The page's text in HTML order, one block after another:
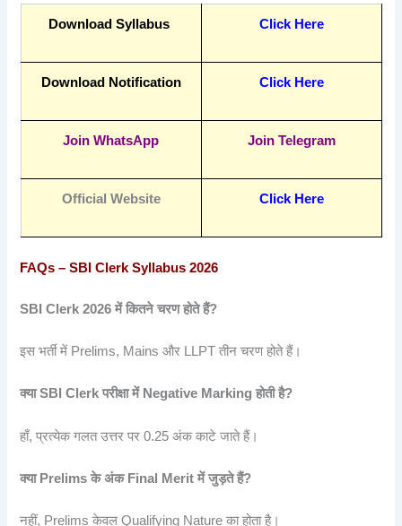
Download Syllabus Click Here
Download Notification Click Here
Join WhatsApp Join Telegram
Official Website Click Here
FAQs – SBI Clerk Syllabus 2026
SBI Clerk 2026मेंकितनेचरणहोतेहैं?
इस भर्ती में Prelims, Mains और LLPT तीन चरण होते हैं।
क्या SBI Clerkपरीक्षामें Negative Markingहोतीहै?
हाँ, प्रत्येक गलत उत्तर पर 0.25 अंक काटे जाते हैं।
क्या Prelimsकेअंक Final Meritमेंजुड़तेहैं?
नहीं, Prelims केवल Qualifying Nature का होता है।